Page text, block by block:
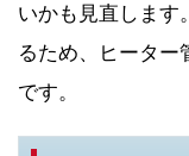
いかも見直します
るため、ヒーター
です。